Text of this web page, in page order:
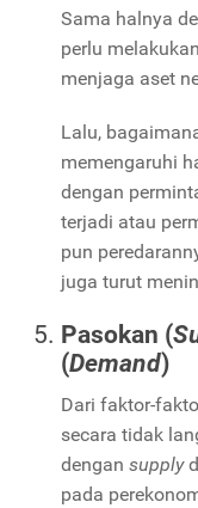
Sama halnya
perlu
menjaga aset
Lalu,
memengaruhi
dengan
terjadi atau
pun
juga turut
Pasokan (
(Demand)
Dari faktor-
secara tidak
dengan supply
pada